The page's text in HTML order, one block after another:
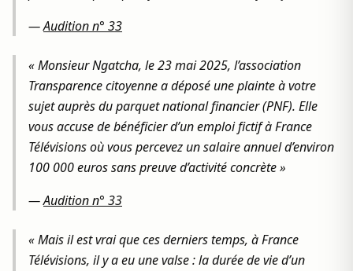
—Audition n° 33
« Monsieur Ngatcha, le 23 mai 2025, l’association
Transparence citoyenne a déposé une plainte à votre
sujet auprès du parquet national financier (PNF). Elle
vous accuse de bénéficier d’un emploi fictif à France
Télévisions où vous percevez un salaire annuel d’environ
100 000 euros sans preuve d’activité concrète »
—Audition n° 33
« Mais il est vrai que ces derniers temps, à France
Télévisions, il y a eu une valse : la durée de vie d’un